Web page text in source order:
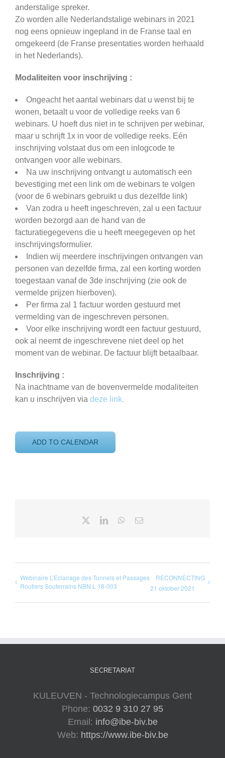
anderstalige spreker.
Zo worden alle Nederlandstalige webinars in 2021
nog eens opnieuw ingepland in de Franse taal en
omgekeerd (de Franse presentaties worden herhaald
in het Nederlands).
Modaliteiten voor inschrijving :
Ongeacht het aantal webinars dat u wenst bij te
wonen, betaalt u voor de volledige reeks van 6
webinars. U hoeft dus niet in te schrijven per webinar,
maar u schrijft 1x in voor de volledige reeks. Eén
inschrijving volstaat dus om een inlogcode te
ontvangen voor alle webinars.
Na uw inschrijving ontvangt u automatisch een
bevestiging met een link om de webinars te volgen
(voor de 6 webinars gebruikt u dus dezelfde link)
Van zodra u heeft ingeschreven, zal u een factuur
worden bezorgd aan de hand van de
facturatiegegevens die u heeft meegegeven op het
inschrijvingsformulier.
Indien wij meerdere inschrijvingen ontvangen van
personen van dezelfde firma, zal een korting worden
toegestaan vanaf de 3de inschrijving (zie ook de
vermelde prijzen hierboven).
Per firma zal 1 factuur worden gestuurd met
vermelding van de ingeschreven personen.
Voor elke inschrijving wordt een factuur gestuurd,
ook al neemt de ingeschrevene niet deel op het
moment van de webinar. De factuur blijft betaalbaar.
Inschrijving :
Na inachtname van de bovenvermelde modaliteiten
kan u inschrijven via deze link.
ADD TO CALENDAR
LinkedInWhatsApp
Email
Webinaire L’Eclairage des Tunnels et Passages
Routiers Souterrains NBN L 18-003
RECONNECTING
21 oktober 2021
SECRETARIAT
KULEUVEN - Technologiecampus Gent
Phone: 0032 9 310 27 95
Email: info@ibe-biv.be
Web: https://www.ibe-biv.be